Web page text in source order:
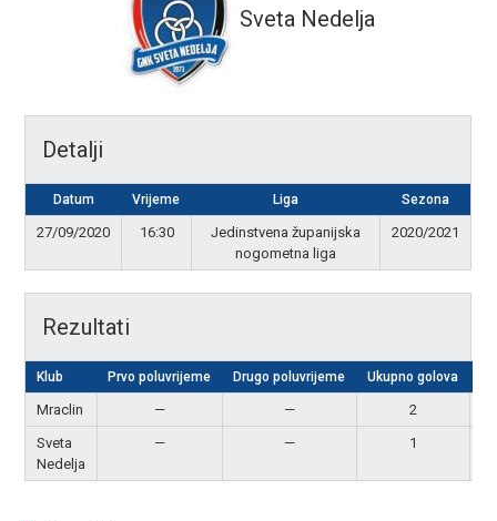
Sveta Nedelja
Detalji
Datum Vrijeme Liga Sezona
27/09/2020 16:30
Jedinstvena županijska
nogometna liga
2020/2021
Rezultati
Klub Prvo poluvrijeme Drugo poluvrijeme Ukupno golova
Mraclin — — 2
Sveta
Nedelja
— — 1